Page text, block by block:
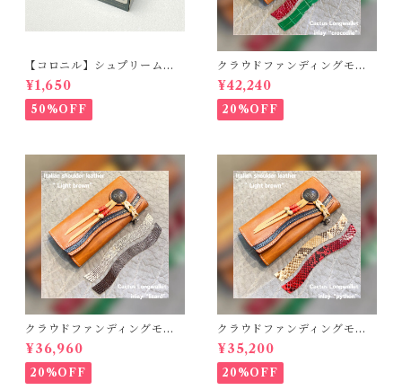
【コロニル】シュプリームク
リームDX バーガンディ
¥1,650
50%OFF
クラウドファンディングモデ
ル！Cactus・カクタス ロン
グウォレット（CWBL-03）
インレイ・クロコダイル × イ
タリアンショルダーレザー
¥42,240
20%OFF
クラウドファンディングモデ
ル！Cactus・カクタス ロン
グウォレット（CWBL-03）
インレイ・リザード × イタリ
アンショルダーレザー コン
¥36,960
20%OFF
クラウドファンディングモデ
ル！Cactus・カクタス ロン
グウォレット（CWBL-03）
インレイ・パイソン × イタリ
アンショルダーレザー コン
¥35,200
20%OFF